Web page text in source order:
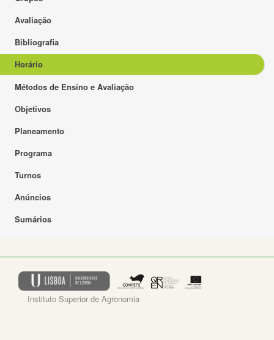
Avaliação
Bibliografia
Horário
Métodos de Ensino e Avaliação
Objetivos
Planeamento
Programa
Turnos
Anúncios
Sumários
Instituto Superior de Agronomia